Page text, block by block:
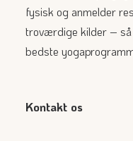
fysisk og anmelder
troværdige kilder – så
bedste
Kontakt os